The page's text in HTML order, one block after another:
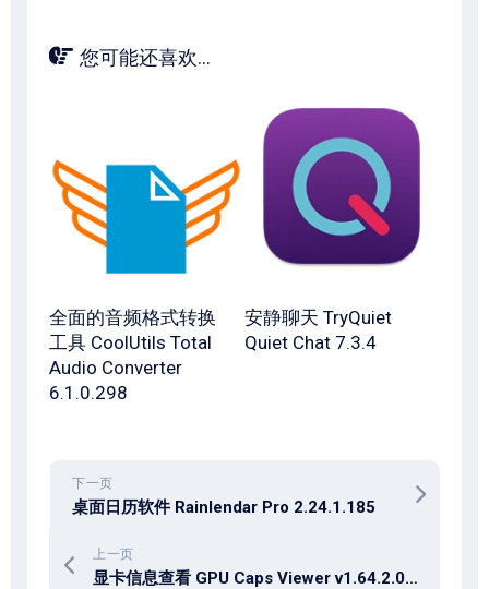
您可能还喜欢...
全面的音频格式转换
工具 CoolUtils Total
Audio Converter
6.1.0.298
安静聊天 TryQuiet
Quiet Chat 7.3.4
下一页
桌面日历软件 Rainlendar Pro 2.24.1.185
上一页
显卡信息查看 GPU Caps Viewer v1.64.2.0 汉化版